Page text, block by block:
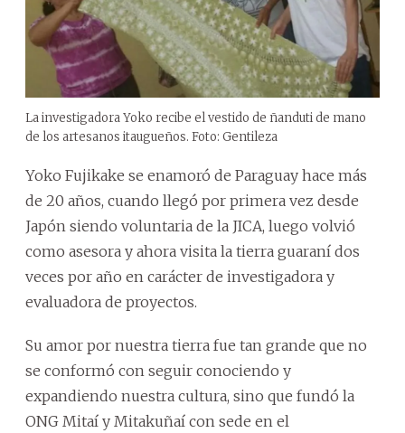
La investigadora Yoko recibe el vestido de ñanduti de mano
de los artesanos itaugueños. Foto: Gentileza
Yoko Fujikake se enamoró de Paraguay hace más
de 20 años, cuando llegó por primera vez desde
Japón siendo voluntaria de la JICA, luego volvió
como asesora y ahora visita la tierra guaraní dos
veces por año en carácter de investigadora y
evaluadora de proyectos.
Su amor por nuestra tierra fue tan grande que no
se conformó con seguir conociendo y
expandiendo nuestra cultura, sino que fundó la
ONG Mitaí y Mitakuñaí con sede en el